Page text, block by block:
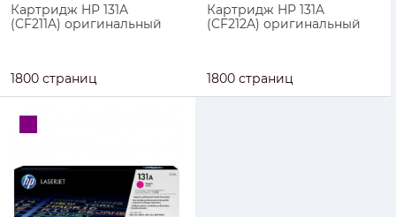
Картридж HP 131A
(CF211A) оригинальный
1800 страниц
Картридж HP 131A
(CF212A) оригинальный
1800 страниц